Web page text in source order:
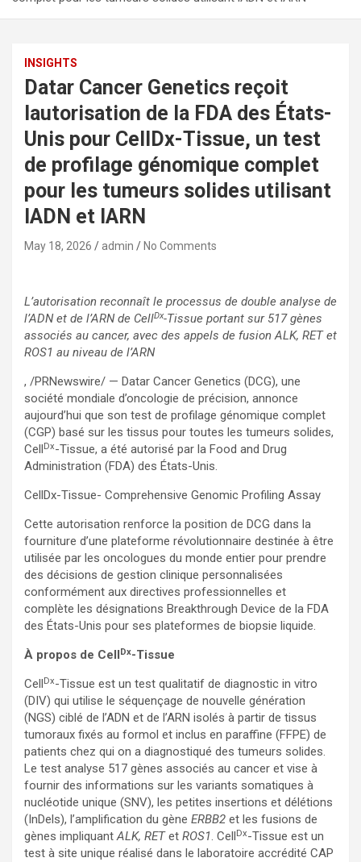
INSIGHTS
Datar Cancer Genetics reçoit
lautorisation de la FDA des États-
Unis pour CellDx-Tissue, un test
de profilage génomique complet
pour les tumeurs solides utilisant
lADN et lARN
May 18, 2026 admin No Comments
L’autorisation reconnaît le processus de double analyse de
l’ADN et de l’ARN de CellDx-Tissue portant sur 517 gènes
associés au cancer, avec des appels de fusion ALK, RET et
ROS1 au niveau de l’ARN
, /PRNewswire/ — Datar Cancer Genetics (DCG), une
société mondiale d’oncologie de précision, annonce
aujourd’hui que son test de profilage génomique complet
(CGP) basé sur les tissus pour toutes les tumeurs solides,
CellDx-Tissue, a été autorisé par la Food and Drug
Administration (FDA) des États-Unis.
CellDx-Tissue- Comprehensive Genomic Profiling Assay
Cette autorisation renforce la position de DCG dans la
fourniture d’une plateforme révolutionnaire destinée à être
utilisée par les oncologues du monde entier pour prendre
des décisions de gestion clinique personnalisées
conformément aux directives professionnelles et
complète les désignations Breakthrough Device de la FDA
des États-Unis pour ses plateformes de biopsie liquide.
À propos de CellDx-Tissue
CellDx-Tissue est un test qualitatif de diagnostic in vitro
(DIV) qui utilise le séquençage de nouvelle génération
(NGS) ciblé de l’ADN et de l’ARN isolés à partir de tissus
tumoraux fixés au formol et inclus en paraffine (FFPE) de
patients chez qui on a diagnostiqué des tumeurs solides.
Le test analyse 517 gènes associés au cancer et vise à
fournir des informations sur les variants somatiques à
nucléotide unique (SNV), les petites insertions et délétions
(InDels), l’amplification du gène ERBB2 et les fusions de
gènes impliquantALK, RETet ROS1. CellDx-Tissue est un
test à site unique réalisé dans le laboratoire accrédité CAP